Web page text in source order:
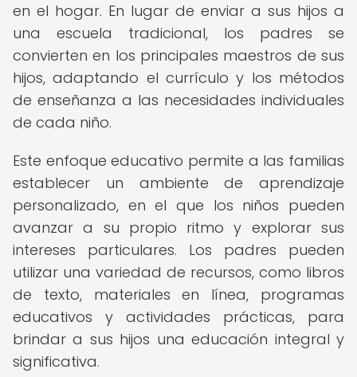
en el hogar. En lugar de enviar a sus hijos a
una escuela tradicional, los padres se
convierten en los principales maestros de sus
hijos, adaptando el currículo y los métodos
de enseñanza a las necesidades individuales
de cada niño.
Este enfoque educativo permite a las familias
establecer un ambiente de aprendizaje
personalizado, en el que los niños pueden
avanzar a su propio ritmo y explorar sus
intereses particulares. Los padres pueden
utilizar una variedad de recursos, como libros
de texto, materiales en línea, programas
educativos y actividades prácticas, para
brindar a sus hijos una educación integral y
significativa.